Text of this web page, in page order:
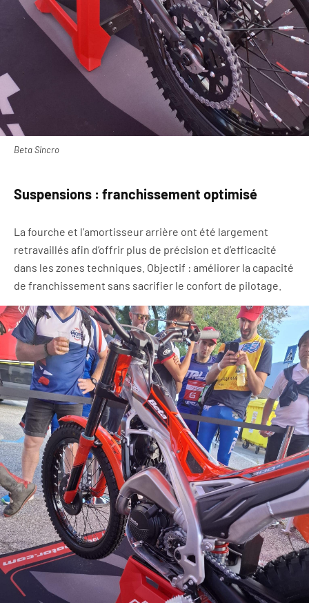
Beta Sincro
Suspensions : franchissement optimisé
La fourche et l’amortisseur arrière ont été largement
retravaillés afin d’offrir plus de précision et d’efficacité
dans les zones techniques. Objectif : améliorer la capacité
de franchissement sans sacrifier le confort de pilotage.